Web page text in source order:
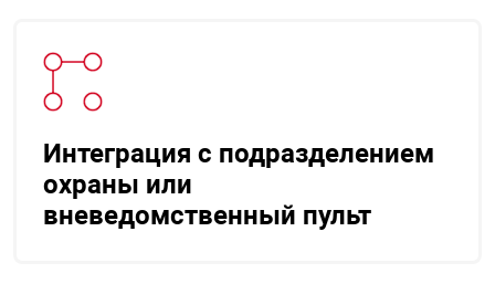
Интеграция с подразделением
охраны или
вневедомственный пульт